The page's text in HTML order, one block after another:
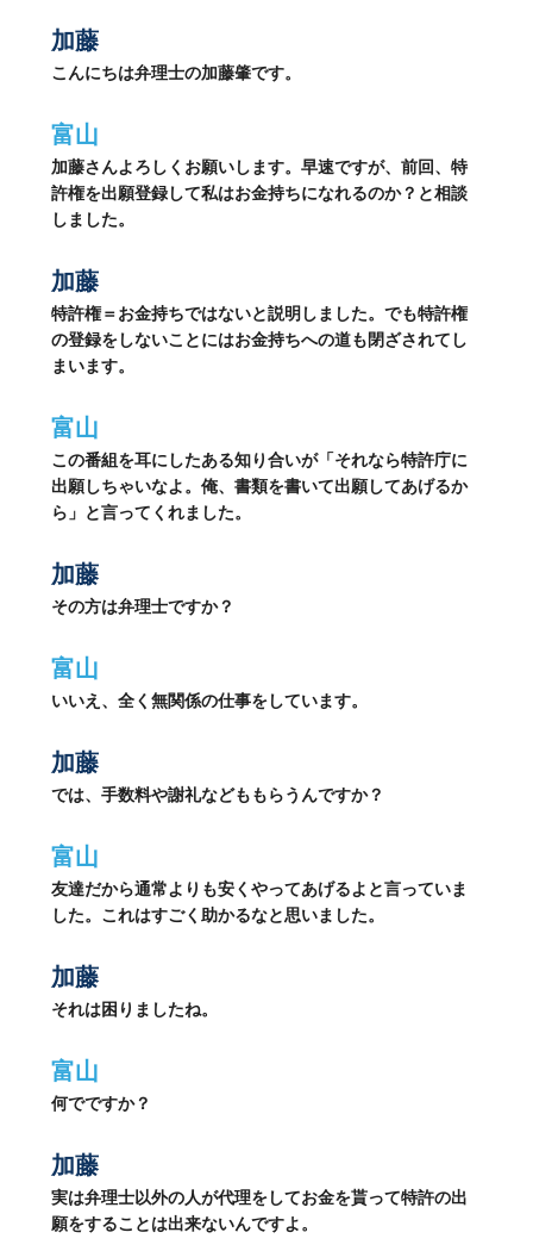
加藤
こんにちは弁理士の加藤肇です。
富山
加藤さんよろしくお願いします。早速ですが、前回、特
許権を出願登録して私はお金持ちになれるのか？と相談
しました。
加藤
特許権＝お金持ちではないと説明しました。でも特許権
の登録をしないことにはお金持ちへの道も閉ざされてし
まいます。
富山
この番組を耳にしたある知り合いが「それなら特許庁に
出願しちゃいなよ。俺、書類を書いて出願してあげるか
ら」と言ってくれました。
加藤
その方は弁理士ですか？
富山
いいえ、全く無関係の仕事をしています。
加藤
では、手数料や謝礼などももらうんですか？
富山
友達だから通常よりも安くやってあげるよと言っていま
した。これはすごく助かるなと思いました。
加藤
それは困りましたね。
富山
何でですか？
加藤
実は弁理士以外の人が代理をしてお金を貰って特許の出
願をすることは出来ないんですよ。